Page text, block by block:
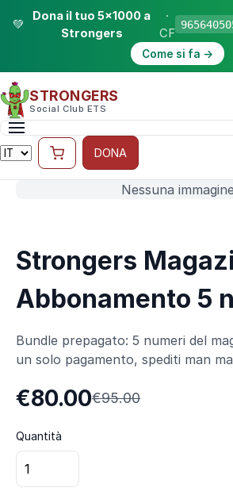
💚
Dona il tuo 5×1000 a
Strongers
·
CF
Come si fa →
STRONGERS
Social Club ETS
DONA
Nessuna
Strongers
Abbonamento 5
Bundle prepagato: 5 numeri del
un solo pagamento, spediti man
€80.00€95.00
Quantità